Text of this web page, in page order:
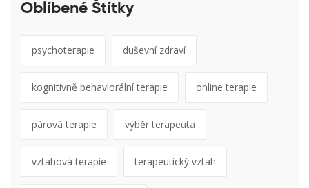
Oblíbené Štítky
psychoterapie duševní zdraví
kognitivně behaviorální terapie online terapie
párová terapie výběr terapeuta
vztahová terapie terapeutický vztah